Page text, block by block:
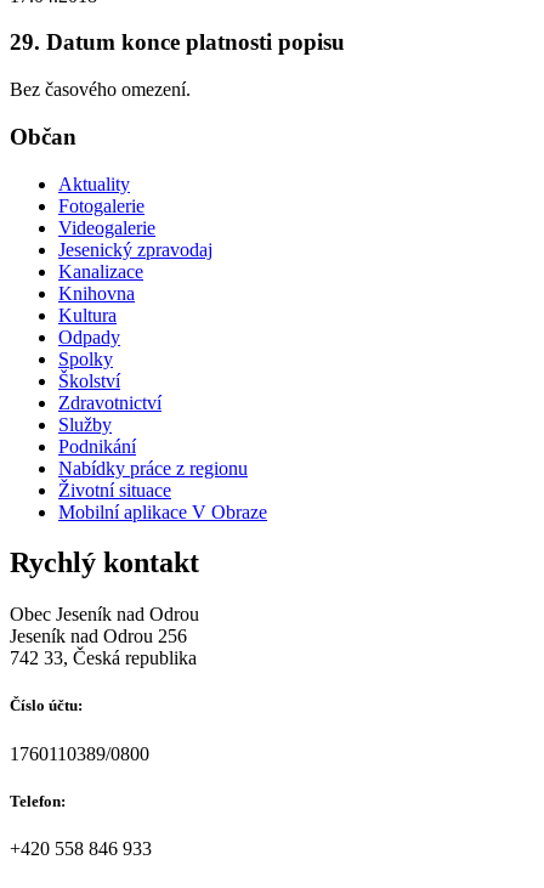
29. Datum konce platnosti popisu
Bez časového omezení.
Občan
Aktuality
Fotogalerie
Videogalerie
Jesenický zpravodaj
Kanalizace
Knihovna
Kultura
Odpady
Spolky
Školství
Zdravotnictví
Služby
Podnikání
Nabídky práce z regionu
Životní situace
Mobilní aplikace V Obraze
Rychlý kontakt
Obec Jeseník nad Odrou
Jeseník nad Odrou 256
742 33, Česká republika
Číslo účtu:
1760110389/0800
Telefon:
+420 558 846 933